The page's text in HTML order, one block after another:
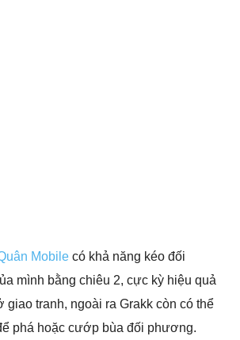
Mobile có khả năng kéo đối
mình bằng chiêu 2, cực kỳ hiệu quả
giao tranh, ngoài ra Grakk còn có thể
phá hoặc cướp bùa đối phương.